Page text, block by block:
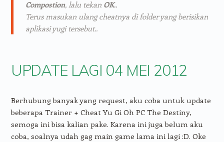
Compostion, lalu tekan OK..
Terus masukan ulang cheatnya di folder yang berisikan
aplikasi yugi tersebut..
UPDATE LAGI 04 MEI 2012
Berhubung banyak yang request, aku coba untuk update
beberapa Trainer + Cheat Yu Gi Oh PC The Destiny,
semoga ini bisa kalian pake. Karena ini juga belum aku
coba, soalnya udah gag main game lama ini lagi :D. Oke